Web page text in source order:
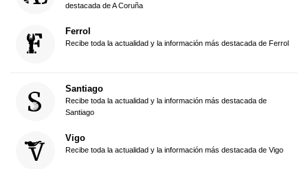
destacada de A Coruña
Ferrol
Recibe toda la actualidad y la información más destacada de Ferrol
Santiago
Recibe toda la actualidad y la información más destacada de
Santiago
Vigo
Recibe toda la actualidad y la información más destacada de Vigo